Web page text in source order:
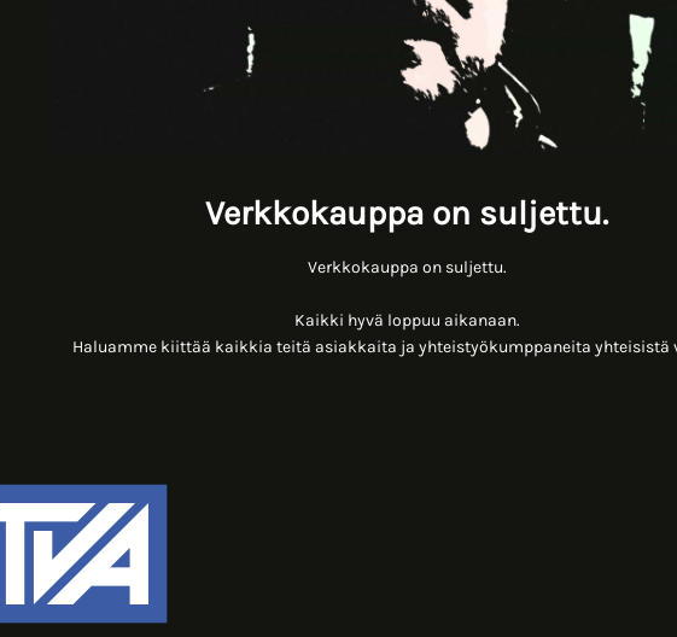
Verkkokauppa on suljettu.
Verkkokauppa on suljettu.
Kaikki hyvä loppuu aikanaan.
Haluamme kiittää kaikkia teitä asiakkaita ja yhteistyökumppaneita yhteisistä